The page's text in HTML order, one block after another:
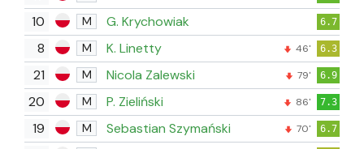
10 M G. Krychowiak 6.7
8 M K. Linetty 46' 6.3
21 M Nicola Zalewski 79' 6.9
20 M P. Zieliński 86' 7.3
19 M Sebastian Szymański 70' 6.7